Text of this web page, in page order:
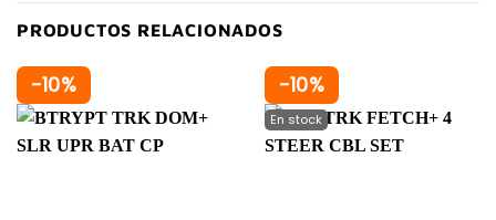
PRODUCTOS RELACIONADOS
-10% -10%